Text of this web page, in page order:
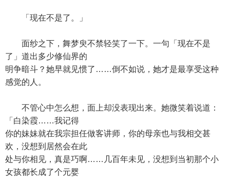
「现在不是了。」
面纱之下，舞梦臾不禁轻笑了一下。一句「现在不是
了」道出多少修仙界的
明争暗斗？她早就见惯了……倒不如说，她才是最享受这种
感觉的人。
不管心中怎么想，面上却没表现出来。她微笑着说道：
「白染霞……我记得
你的妹妹就在我宗担任做客讲师，你的母亲也与我相交甚
欢，没想到居然会在此
处与你相见，真是巧啊……几百年未见，没想到当初那个小
女孩都长成了个元婴